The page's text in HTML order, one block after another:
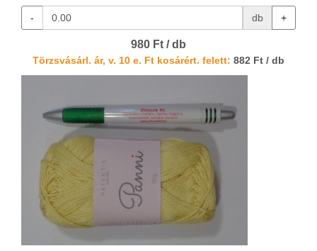
- db +
980 Ft / db
Törzsvásárl. ár, v. 10 e. Ft kosárért. felett: 882 Ft / db